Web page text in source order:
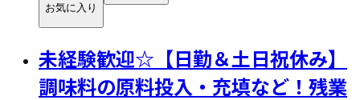
お気に入り
未経験歓迎☆【日勤＆土日祝休み】
調味料の原料投入・充填など！残業